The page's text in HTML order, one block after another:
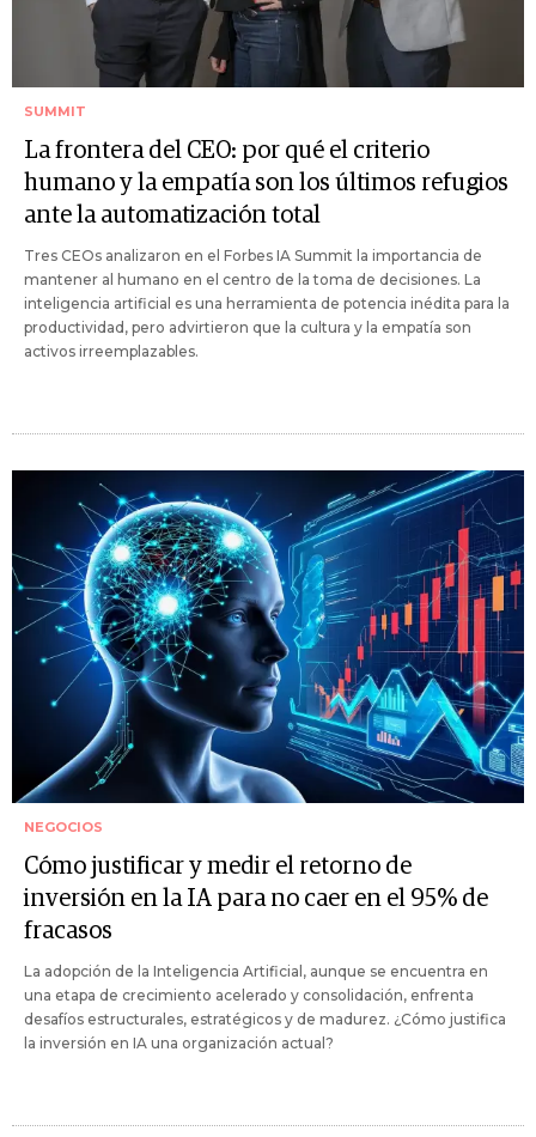
SUMMIT
La frontera del CEO: por qué el criterio
humano y la empatía son los últimos refugios
ante la automatización total
Tres CEOs analizaron en el Forbes IA Summit la importancia de
mantener al humano en el centro de la toma de decisiones. La
inteligencia artificial es una herramienta de potencia inédita para la
productividad, pero advirtieron que la cultura y la empatía son
activos irreemplazables.
NEGOCIOS
Cómo justificar y medir el retorno de
inversión en la IA para no caer en el 95% de
fracasos
La adopción de la Inteligencia Artificial, aunque se encuentra en
una etapa de crecimiento acelerado y consolidación, enfrenta
desafíos estructurales, estratégicos y de madurez. ¿Cómo justifica
la inversión en IA una organización actual?